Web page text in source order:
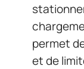
permet
et de